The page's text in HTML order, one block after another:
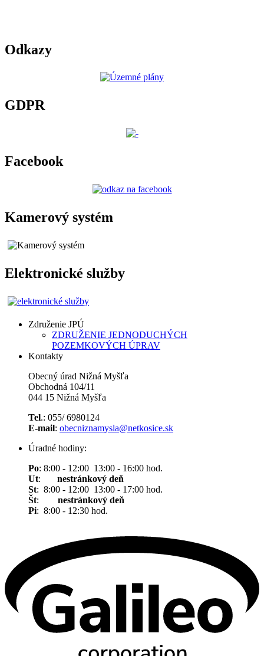
Odkazy
GDPR
Facebook
Kamerový systém
Elektronické služby
Združenie JPÚ
ZDRUŽENIE JEDNODUCHÝCH
POZEMKOVÝCH ÚPRAV
Kontakty
Obecný úrad Nižná Myšľa
Obchodná 104/11
044 15 Nižná Myšľa
Tel.: 055/ 6980124
E-mail: obecniznamysla@netkosice.sk
Úradné hodiny:
Po: 8:00 - 12:00 13:00 - 16:00 hod.
Ut:
nestránkový deň
St: 8:00 - 12:00 13:00 - 17:00 hod.
Št: nestránkový deň
Pi: 8:00 - 12:30 hod.